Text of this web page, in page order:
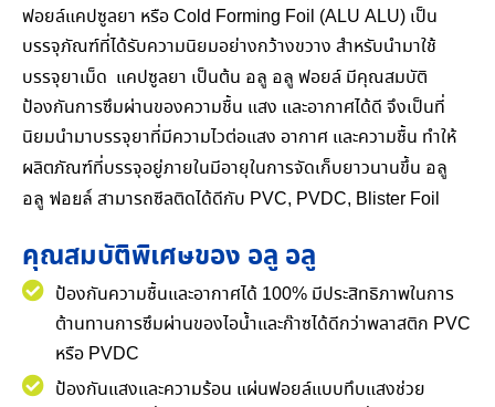
ฟอยล์แคปซูลยา หรือ Cold Forming Foil (ALU ALU) เป็น
บรรจุภัณฑ์ที่ได้รับความนิยมอย่างกว้างขวาง สำหรับนำมาใช้
บรรจุยาเม็ด แคปซูลยา เป็นต้น อลู อลู ฟอยล์ มีคุณสมบัติ
ป้องกันการซึมผ่านของความชื้น แสง และอากาศได้ดี จึงเป็นที่
นิยมนำมาบรรจุยาที่มีความไวต่อแสง อากาศ และความชื้น ทำให้
ผลิตภัณฑ์ที่บรรจุอยู่ภายในมีอายุในการจัดเก็บยาวนานขึ้น อลู
อลู ฟอยล์ สามารถซีลติดได้ดีกับ PVC, PVDC, Blister Foil
คุณสมบัติพิเศษของ อลู อลู
ป้องกันความชื้นและอากาศได้ 100% มีประสิทธิภาพในการ
ต้านทานการซึมผ่านของไอน้ำและก๊าซได้ดีกว่าพลาสติก PVC
หรือ PVDC
ป้องกันแสงและความร้อน แผ่นฟอยล์แบบทึบแสงช่วย